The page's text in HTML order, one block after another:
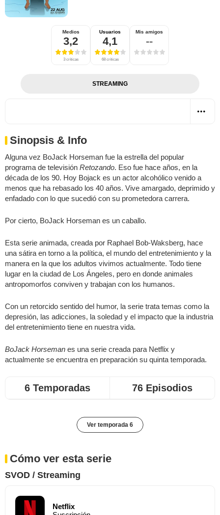
Medios
3,2
3 críticas
Usuarios
4,1
68 críticas
Mis amigos
--
STREAMING
Sinopsis & Info
Alguna vez BoJack Horseman fue la estrella del popular
programa de televisión Retozando. Eso fue hace años, en la
década de los 90. Hoy Bojack es un actor alcohólico venido a
menos que ha rebasado los 40 años. Vive amargado, deprimido y
enfadado con lo que sucedió con su prometedora carrera.
Por cierto, BoJack Horseman es un caballo.
Esta serie animada, creada por Raphael Bob-Waksberg, hace
una sátira en torno a la política, el mundo del entretenimiento y la
manera en la que los adultos vivimos actualmente. Todo tiene
lugar en la ciudad de Los Ángeles, pero en donde animales
antropomorfos conviven y trabajan con los humanos.
Con un retorcido sentido del humor, la serie trata temas como la
depresión, las adicciones, la soledad y el impacto que la industria
del entretenimiento tiene en nuestra vida.
BoJack Horseman es una serie creada para Netflix y
actualmente se encuentra en preparación su quinta temporada.
6 Temporadas 76 Episodios
Ver temporada 6
Cómo ver esta serie
SVOD / Streaming
Netflix